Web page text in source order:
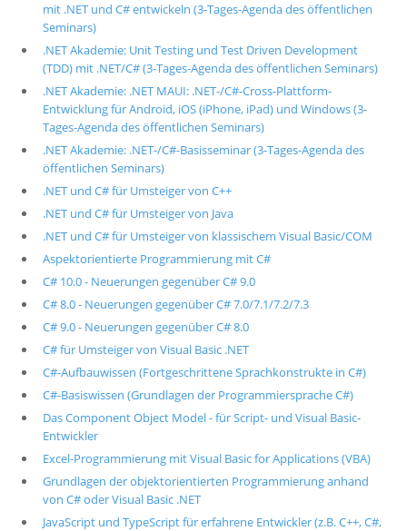
mit .NET und C# entwickeln (3-Tages-Agenda des öffentlichen
Seminars)
.NET Akademie: Unit Testing und Test Driven Development
(TDD) mit .NET/C# (3-Tages-Agenda des öffentlichen Seminars)
.NET Akademie: .NET MAUI: .NET-/C#-Cross-Plattform-
Entwicklung für Android, iOS (iPhone, iPad) und Windows (3-
Tages-Agenda des öffentlichen Seminars)
.NET Akademie: .NET-/C#-Basisseminar (3-Tages-Agenda des
öffentlichen Seminars)
.NET und C# für Umsteiger von C++
.NET und C# für Umsteiger von Java
.NET und C# für Umsteiger von klassischem Visual Basic/COM
Aspektorientierte Programmierung mit C#
C# 10.0 - Neuerungen gegenüber C# 9.0
C# 8.0 - Neuerungen gegenüber C# 7.0/7.1/7.2/7.3
C# 9.0 - Neuerungen gegenüber C# 8.0
C# für Umsteiger von Visual Basic .NET
C#-Aufbauwissen (Fortgeschrittene Sprachkonstrukte in C#)
C#-Basiswissen (Grundlagen der Programmiersprache C#)
Das Component Object Model - für Script- und Visual Basic-
Entwickler
Excel-Programmierung mit Visual Basic for Applications (VBA)
Grundlagen der objektorientierten Programmierung anhand
von C# oder Visual Basic .NET
JavaScript und TypeScript für erfahrene Entwickler (z.B. C++, C#,